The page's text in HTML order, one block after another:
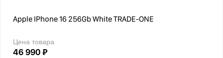
Apple IPhone 16 256Gb White TRADE-ONE
Цена товара
46 990 ₽